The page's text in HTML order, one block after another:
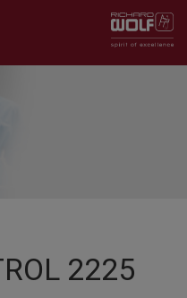
is set to English. Do you
2225